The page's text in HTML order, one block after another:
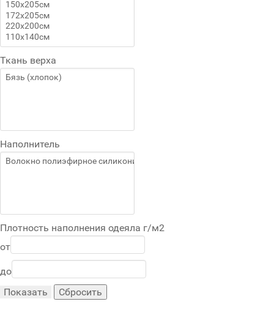
Ткань верха
Наполнитель
Плотность наполнения одеяла г/м2
от
до